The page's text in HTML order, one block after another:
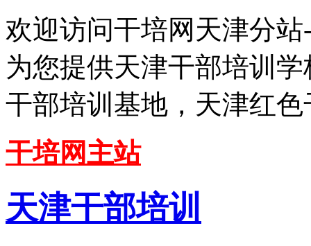
欢迎访问干培网天津分
为您提供天津干部培训
干部培训基地，天津红
干培网主站
天津干部培训